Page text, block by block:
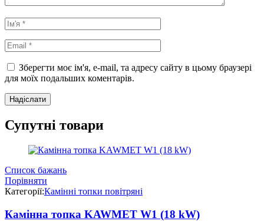
Зберегти моє ім'я, e-mail, та адресу сайту в цьому браузері
для моїх подальших коментарів.
Супутні товари
Список бажань
Порівняти
Категорії:Камінні топки повітряні
Камінна топка KAWMET W1 (18 kW)